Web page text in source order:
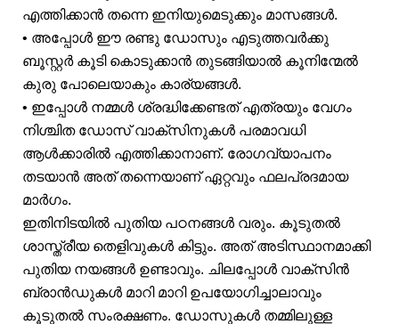
എത്തിക്കാൻ തന്നെ ഇനിയുമെടുക്കും മാസങ്ങൾ.
• അപ്പോൾ ഈ രണ്ടു ഡോസും എടുത്തവർക്കു
ബൂസ്റ്റർ കൂടി കൊടുക്കാൻ തുടങ്ങിയാൽ കൂനിന്മേൽ
കുരു പോലെയാകും കാര്യങ്ങൾ.
• ഇപ്പോൾ നമ്മൾ ശ്രദ്ധിക്കേണ്ടത് എത്രയും വേഗം
നിശ്ചിത ഡോസ് വാക്‌സിനുകൾ പരമാവധി
ആൾക്കാരിൽ എത്തിക്കാനാണ്. രോഗവ്യാപനം
തടയാൻ അത് തന്നെയാണ് ഏറ്റവും ഫലപ്രദമായ
മാർഗം.
ഇതിനിടയിൽ പുതിയ പഠനങ്ങൾ വരും. കൂടുതൽ
ശാസ്ത്രീയ തെളിവുകൾ കിട്ടും. അത് അടിസ്ഥാനമാക്കി
പുതിയ നയങ്ങൾ ഉണ്ടാവും. ചിലപ്പോൾ വാക്‌സിൻ
ബ്രാൻഡുകൾ മാറി മാറി ഉപയോഗിച്ചാലാവും
കൂടുതൽ സംരക്ഷണം. ഡോസുകൾ തമ്മിലുള്ള